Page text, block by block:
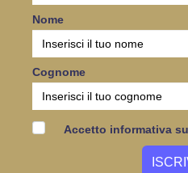
Nome
Cognome
Accetto informativa